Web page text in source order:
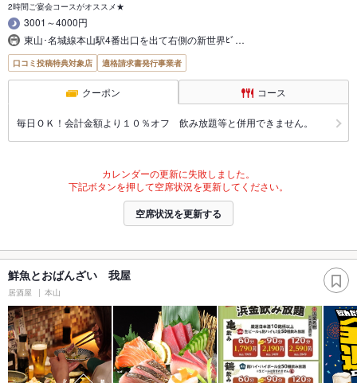
2時間ご宴会コースがオススメ★
3001～4000円
東山･名城線本山駅4番出口を出て右側の新世界ﾋﾞ…
口コミ投稿特典対象店 適格請求書発行事業者
クーポン コース
毎日ＯＫ！会計金額より１０％オフ 飲み放題等と併用できません。
カレンダーの更新に失敗しました。
下記ボタンを押して空席状況を更新してください。
空席状況を更新する
鮮魚とおばんざい 我屋
居酒屋 本山